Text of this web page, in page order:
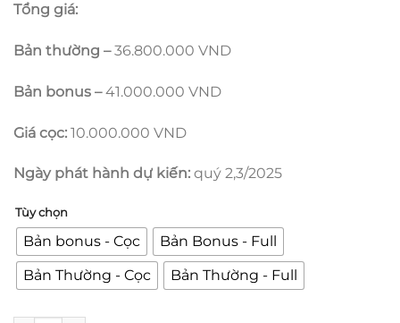
Tổng giá:
Bản thường –36.800.000 VND
Bản bonus –41.000.000 VND
Giá cọc: 10.000.000 VND
Ngày phát hành dự kiến: quý 2,3/2025
Tùy chọn
Bản bonus - Cọc
Bản Bonus - Full
Bản Thường - Cọc
Bản Thường - Full